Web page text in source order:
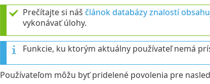
Prečítajte si náš článok databázy znalostí
vykonávať úlohy.
Funkcie, ku ktorým aktuálny používateľ nemá
Používateľom môžu byť pridelené povolenia pre